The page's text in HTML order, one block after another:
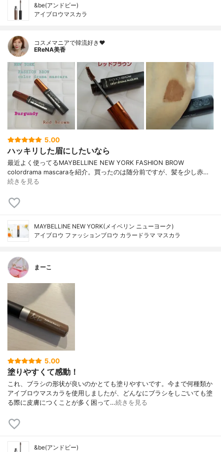
&be(アンドビー)
アイブロウマスカラ
コスメマニアで韓流好き❤️
EReNA美香
5.00
ハッキリした眉にしたいなら
最近よく使ってるMAYBELLINE NEW YORK FASHION BROW
colordrama mascaraを紹介。買ったのは随分前ですが、髪を少し赤…
続きを見る
MAYBELLINE NEW YORK(メイベリン ニューヨーク)
アイブロウ ファッションブロウ カラードラマ マスカラ
まーこ
5.00
塗りやすくて感動！
これ、ブラシの形状が良いのかとても塗りやすいです。今まで何種類か
アイブロウマスカラを使用しましたが、どんなにブラシをしごいても塗
る際に皮膚につくことが多く困って…続きを見る
&be(アンドビー)